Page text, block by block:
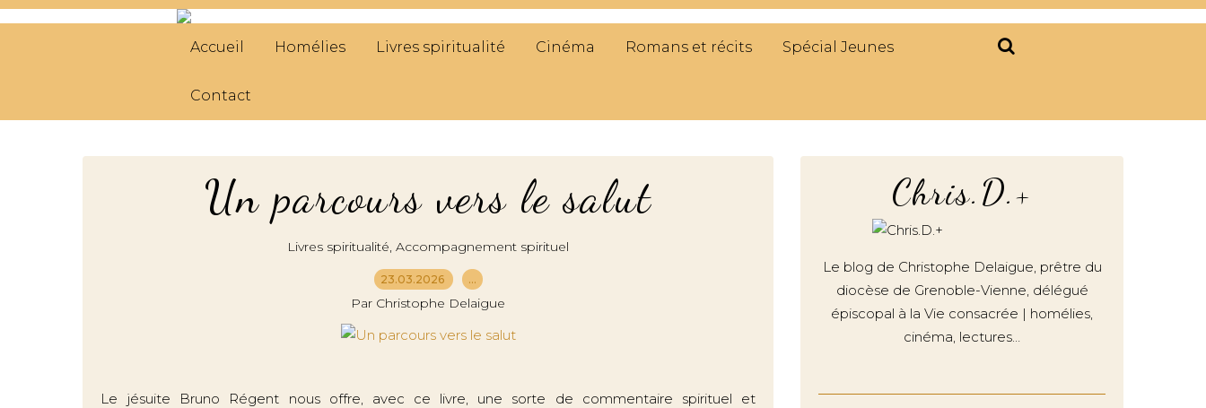
Accueil Homélies Livres spiritualité Cinéma Romans et récits Spécial Jeunes
Contact
Un parcours vers le salut
Livres spiritualité, Accompagnement spirituel
23.03.2026 …
Par Christophe Delaigue
Le jésuite Bruno Régent nous offre, avec ce livre, une sorte de commentaire spirituel et
Chris.D.+
Le blog de Christophe Delaigue, prêtre du
diocèse de Grenoble-Vienne, délégué
épiscopal à la Vie consacrée | homélies,
cinéma, lectures…